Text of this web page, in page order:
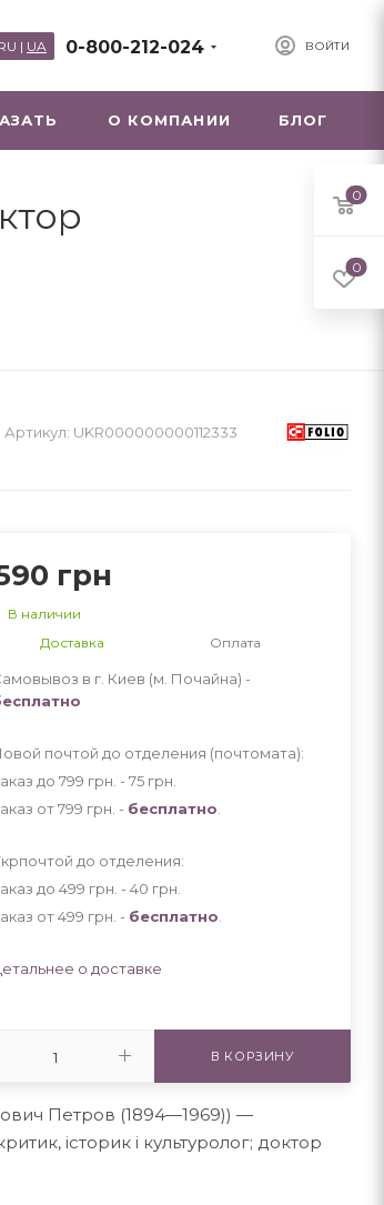
ВОЙТИ
0-800-212-024
| UA
О КОМПАНИИ БЛОГ
Артикул: UKR000000000112333
грн
В наличии
Доставка
Оплата
в г. Киев (м. Почайна) -
почтой до отделения (почтомата):
до 799 грн. - 75 грн
от 799 грн. - бесплатно
до отделения:
до 499 грн. - 40 грн
от 499 грн. - бесплатно
о доставке
В КОРЗИНУ
Петров (1894—1969)) —
історик і культуролог; доктор
0
0